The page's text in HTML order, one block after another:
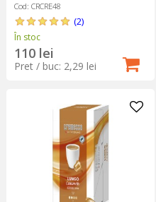
Cod: CRCRE48
(2)
În stoc
110 lei
Pret / buc: 2,29 lei